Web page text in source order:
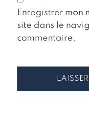
Enregistrer mon
site dans le
commentaire.